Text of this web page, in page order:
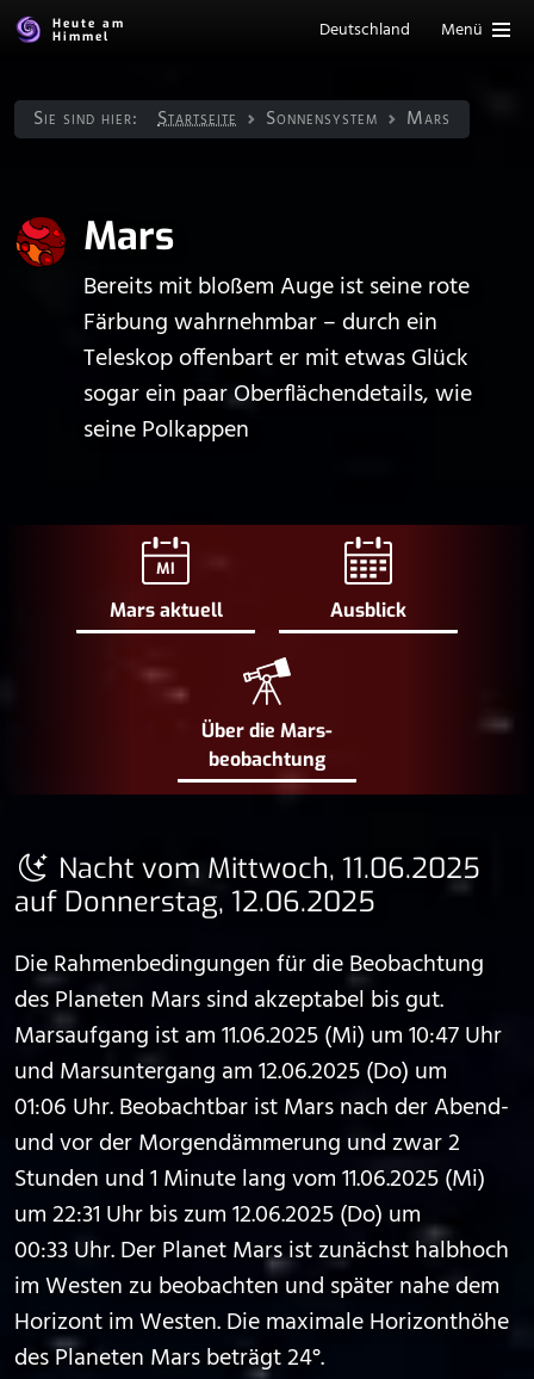
Heute am
Himmel
Deutschland Menü
Sie sind hier: Startseite Sonnen­system Mars
Mars
Bereits mit bloßem Auge ist seine rote
Färbung wahrnehmbar – durch ein
Teleskop offenbart er mit etwas Glück
sogar ein paar Oberflächendetails, wie
seine Polkappen
MI
Mars aktuell Ausblick
Über die Mars­
beobachtung
Nacht vom Mittwoch, 11.06.2025
auf Donnerstag, 12.06.2025
Die Rahmenbedingungen für die Beobachtung
des Planeten Mars sind akzeptabel bis gut.
Marsaufgang ist am 11.06.2025 (Mi) um 10:47 Uhr
und Marsuntergang am 12.06.2025 (Do) um
01:06 Uhr. Beobachtbar ist Mars nach der Abend-
und vor der Morgendämmerung und zwar 2
Stunden und 1 Minute lang vom 11.06.2025 (Mi)
um 22:31 Uhr bis zum 12.06.2025 (Do) um
00:33 Uhr. Der Planet Mars ist zunächst halbhoch
im Westen zu beobachten und später nahe dem
Horizont im Westen. Die maximale Horizonthöhe
des Planeten Mars beträgt 24°.